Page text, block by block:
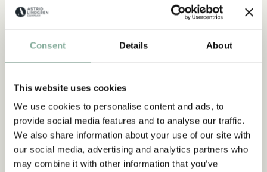
Consent Details About
This website uses cookies
We use cookies to personalise content and ads, to
provide social media features and to analyse our traffic.
We also share information about your use of our site with
our social media, advertising and analytics partners who
may combine it with other information that you’ve